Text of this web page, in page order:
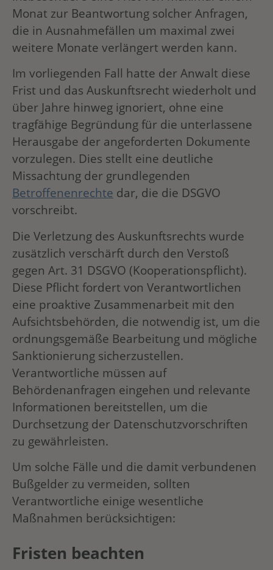
Monat zur Beantwortung solcher Anfragen,
die in Ausnahmefällen um maximal zwei
weitere Monate verlängert werden kann.
Im vorliegenden Fall hatte der Anwalt diese
Frist und das Auskunftsrecht wiederholt und
über Jahre hinweg ignoriert, ohne eine
tragfähige Begründung für die unterlassene
Herausgabe der angeforderten Dokumente
vorzulegen. Dies stellt eine deutliche
Missachtung der grundlegenden
Betroffenenrechte dar, die die DSGVO
vorschreibt.
Die Verletzung des Auskunftsrechts wurde
zusätzlich verschärft durch den Verstoß
gegen Art. 31 DSGVO (Kooperationspflicht).
Diese Pflicht fordert von Verantwortlichen
eine proaktive Zusammenarbeit mit den
Aufsichtsbehörden, die notwendig ist, um die
ordnungsgemäße Bearbeitung und mögliche
Sanktionierung sicherzustellen.
Verantwortliche müssen auf
Behördenanfragen eingehen und relevante
Informationen bereitstellen, um die
Durchsetzung der Datenschutzvorschriften
zu gewährleisten.
Um solche Fälle und die damit verbundenen
Bußgelder zu vermeiden, sollten
Verantwortliche einige wesentliche
Maßnahmen berücksichtigen:
Fristen beachten